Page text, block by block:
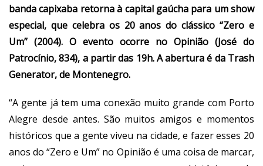
banda capixaba retorna à capital gaúcha para um show
especial, que celebra os 20 anos do clássico “Zero e
Um” (2004). O evento ocorre no Opinião (José do
Patrocínio, 834), a partir das 19h. A abertura é da Trash
Generator, de Montenegro.
“A gente já tem uma conexão muito grande com Porto
Alegre desde antes. São muitos amigos e momentos
históricos que a gente viveu na cidade, e fazer esses 20
anos do “Zero e Um” no Opinião é uma coisa de marcar,